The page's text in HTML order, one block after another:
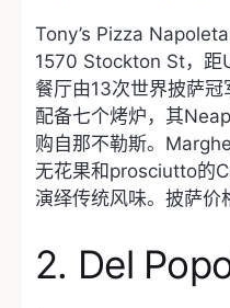
Tony’s Pizza
1570 Stockton St，距
餐厅由13次世界披萨冠
配备七个烤炉，其
购自那不勒斯。
无花果和prosciutto的
演绎传统风味。披萨价
2. Del